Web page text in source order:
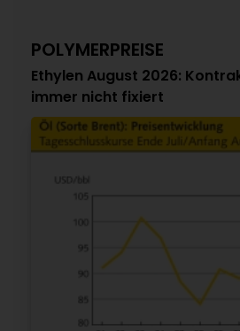
POLYMERPREISE
Ethylen August 2026:
immer nicht fixiert